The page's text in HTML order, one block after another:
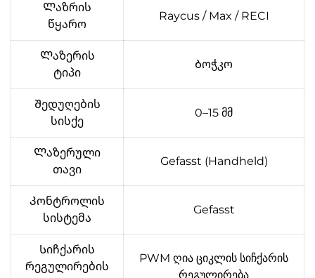
Ლაზრის
წყარო
Raycus / Max / RECI
Ლაზერის
ტიპი
Ბოჭკო
Შედუღების
სისქე
0–15 მმ
Ლაზერული
თავი
Gefasst (Handheld)
Კონტროლის
სისტემა
Gefasst
Სიჩქარის
რეგულირების
PWM ღია ციკლის სიჩქარის
რეგულირება